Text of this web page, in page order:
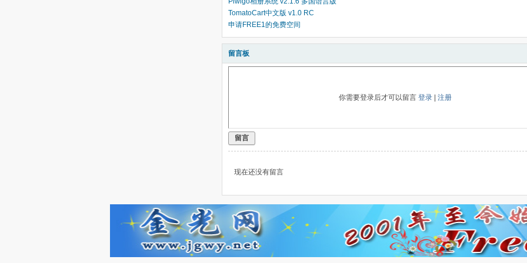
TomatoCart中文版 v1.0 RC
申请FREE1的免费空间
留言板
你需要登录后才可以留言 登录 注册
留言
现在还没有留言